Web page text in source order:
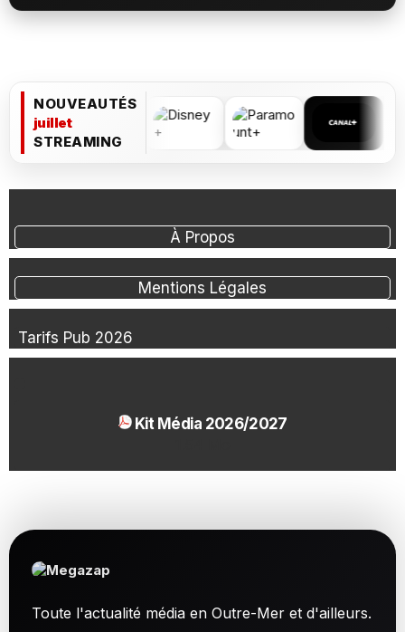
NOUVEAUTÉS
juillet
STREAMING
À Propos
Mentions Légales
Tarifs Pub 2026
Kit Média 2026/2027
Toute l'actualité média en Outre-Mer et d'ailleurs.